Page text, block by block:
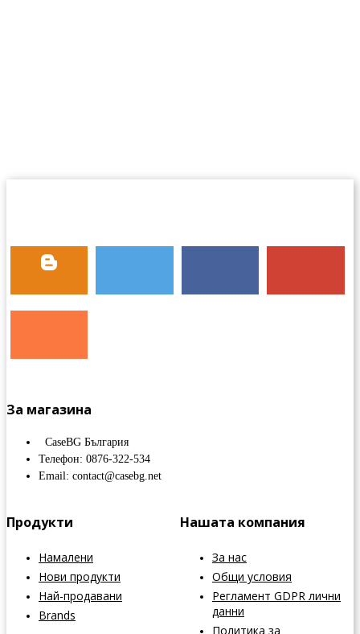
За магазина
CaseBG България
Телефон: 0876-322-534
Email: contact@casebg.net
Продукти
Намалени
Нови продукти
Най-продавани
Brands
Нашата компания
За нас
Общи условия
Регламент GDPR лични
данни
Политика за